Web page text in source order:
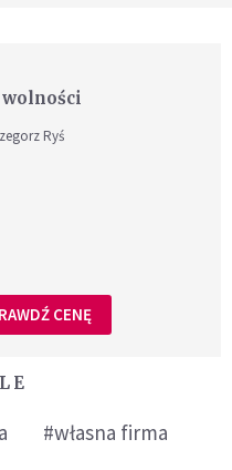
Ryś
CENĘ
#własna firma